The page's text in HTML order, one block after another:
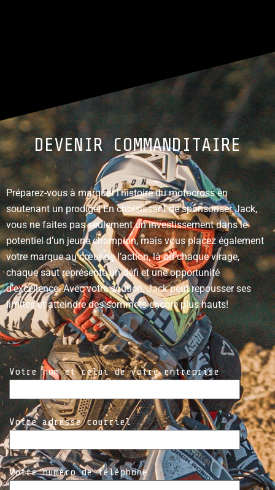
DEVENIR COMMANDITAIRE
Préparez-vous à marquer l’histoire du motocross en
soutenant un prodige! En choisissant de sponsoriser Jack,
vous ne faites pas seulement un investissement dans le
potentiel d’un jeune champion, mais vous placez également
votre marque au cœur de l’action, là où chaque virage,
chaque saut représente un défi et une opportunité
d’excellence. Avec votre soutien, Jack peut repousser ses
limites et atteindre des sommets encore plus hauts!
Votre nom et celui de votre entreprise
Votre adresse courriel
Votre numéro de téléphone